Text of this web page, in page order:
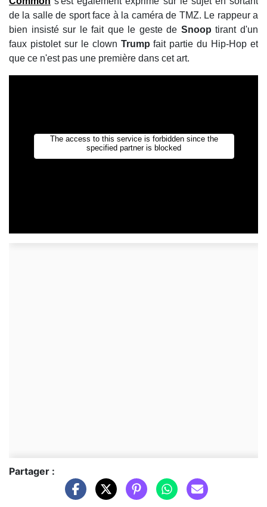
de la salle de sport face à la caméra de TMZ. Le rappeur a
bien insisté sur le fait que le geste de Snooptirant d'un
faux pistolet sur le clown Trumpfait partie du Hip-Hop et
que ce n'est pas une première dans cet art.
Partager :